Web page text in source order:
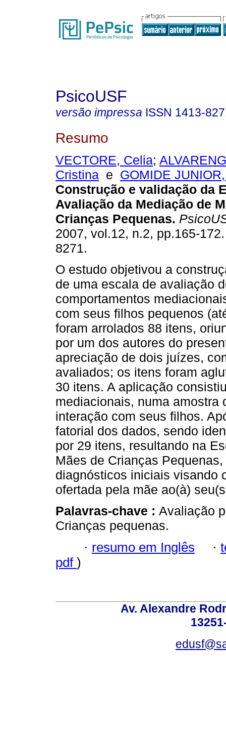
PsicoUSF
versão impressa ISSN 1413-
Resumo
VECTORE, Celia;
Cristina e GOMIDE
Construção e validação da
Avaliação da Mediação de
Crianças Pequenas.
2007, vol.12, n.2, pp.165-
8271.
O estudo objetivou a
de uma escala de avaliação
comportamentos
com seus filhos pequenos
foram arrolados 88 itens,
por um dos autores do
apreciação de dois juízes,
avaliados; os itens foram
30 itens. A aplicação
mediacionais, numa amostra
interação com seus filhos.
fatorial dos dados, sendo
por 29 itens, resultando na
Mães de Crianças
diagnósticos iniciais visando
ofertada pela mãe ao(à)
Palavras-chave : Avaliação
Crianças pequenas.
· resumo em Inglês ·
pdf )
Av. Alexandre